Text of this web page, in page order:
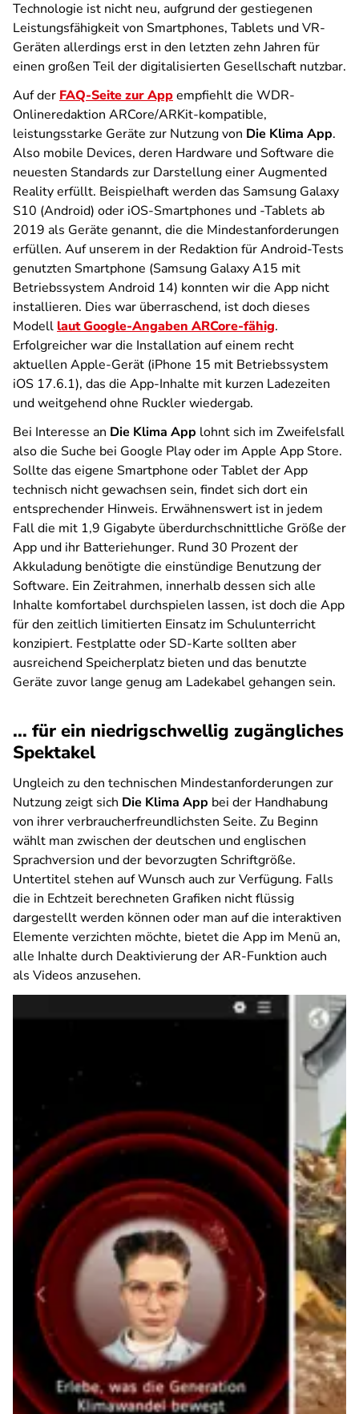
Technologie ist nicht neu, aufgrund der gestiegenen
Leistungsfähigkeit von Smartphones, Tablets und VR-
Geräten allerdings erst in den letzten zehn Jahren für
einen großen Teil der digitalisierten Gesellschaft nutzbar.
Auf der FAQ-Seite zur Appempfiehlt die WDR-
Onlineredaktion ARCore/ARKit-kompatible,
leistungsstarke Geräte zur Nutzung von Die Klima App.
Also mobile Devices, deren Hardware und Software die
neuesten Standards zur Darstellung einer Augmented
Reality erfüllt. Beispielhaft werden das Samsung Galaxy
S10 (Android) oder iOS-Smartphones und -Tablets ab
2019 als Geräte genannt, die die Mindestanforderungen
erfüllen. Auf unserem in der Redaktion für Android-Tests
genutzten Smartphone (Samsung Galaxy A15 mit
Betriebssystem Android 14) konnten wir die App nicht
installieren. Dies war überraschend, ist doch dieses
Modell laut Google-Angaben ARCore-fähig.
Erfolgreicher war die Installation auf einem recht
aktuellen Apple-Gerät (iPhone 15 mit Betriebssystem
iOS 17.6.1), das die App-Inhalte mit kurzen Ladezeiten
und weitgehend ohne Ruckler wiedergab.
Bei Interesse an Die Klima App lohnt sich im Zweifelsfall
also die Suche bei Google Play oder im Apple App Store.
Sollte das eigene Smartphone oder Tablet der App
technisch nicht gewachsen sein, findet sich dort ein
entsprechender Hinweis. Erwähnenswert ist in jedem
Fall die mit 1,9 Gigabyte überdurchschnittliche Größe der
App und ihr Batteriehunger. Rund 30 Prozent der
Akkuladung benötigte die einstündige Benutzung der
Software. Ein Zeitrahmen, innerhalb dessen sich alle
Inhalte komfortabel durchspielen lassen, ist doch die App
für den zeitlich limitierten Einsatz im Schulunterricht
konzipiert. Festplatte oder SD-Karte sollten aber
ausreichend Speicherplatz bieten und das benutzte
Geräte zuvor lange genug am Ladekabel gehangen sein.
... für ein niedrigschwellig zugängliches
Spektakel
Ungleich zu den technischen Mindestanforderungen zur
Nutzung zeigt sich Die Klima App bei der Handhabung
von ihrer verbraucherfreundlichsten Seite. Zu Beginn
wählt man zwischen der deutschen und englischen
Sprachversion und der bevorzugten Schriftgröße.
Untertitel stehen auf Wunsch auch zur Verfügung. Falls
die in Echtzeit berechneten Grafiken nicht flüssig
dargestellt werden können oder man auf die interaktiven
Elemente verzichten möchte, bietet die App im Menü an,
alle Inhalte durch Deaktivierung der AR-Funktion auch
als Videos anzusehen.